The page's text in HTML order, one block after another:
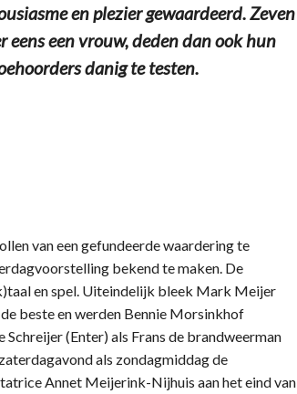
en plezier gewaardeerd. Zeven
een vrouw, deden dan ook hun
danig te testen.
van een gefundeerde waardering te
bekend te maken. De
en spel. Uiteindelijk bleek Mark Meijer
beste en werden Bennie Morsinkhof
(Enter) als Frans de brandweerman
als zondagmiddag de
Annet Meijerink-Nijhuis aan het eind van